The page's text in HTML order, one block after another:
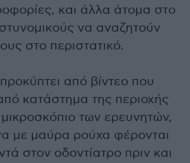
και άλλα άτομα στο
να αναζητούν
στο περιστατικό.
από βίντεο που
κατάστημα της περιοχής
μικροσκόπιο των ερευνητών,
με μαύρα ρούχα φέρονται
στον οδοντίατρο πριν και